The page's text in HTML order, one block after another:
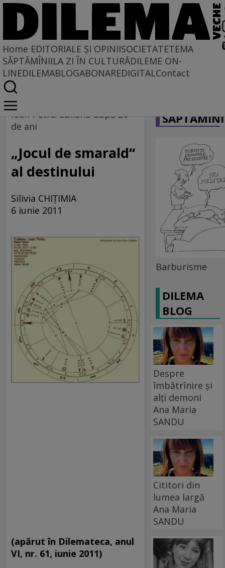
Home EDITORIALE ȘI OPINIISOCIETATETEMA
SĂPTĂMÎNIILA ZI ÎN CULTURĂDILEME ON-
LINEDILEMABLOGABONAREDIGITALContact
Home
Dilemateca
Ioan Petru Culianu după 20
de ani
„Jocul de smarald“
al destinului
Silivia CHIŢIMIA
6 iunie 2011
(apărut în Dilemateca, anul
VI, nr. 61, iunie 2011)
Barburisme
DILEMA
BLOG
Despre
îmbătrînire și
alți demoni
Ana Maria
SANDU
Cititori din
lumea largă
Ana Maria
SANDU